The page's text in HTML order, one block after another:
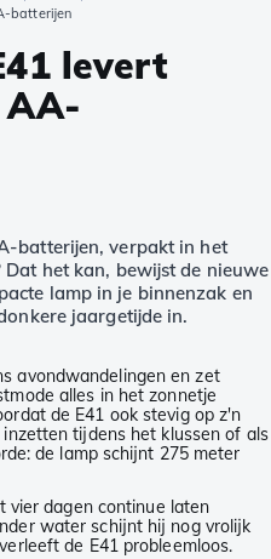
batterijen
levert
AA-
batterijen, verpakt in het
het kan, bewijst de nieuwe
lamp in je binnenzak en
jaargetijde in.
avondwandelingen en zet
alles in het zonnetje
de E41 ook stevig op z'n
tijdens het klussen of als
de lamp schijnt 275 meter
vier dagen continue laten
water schijnt hij nog vrolijk
de E41 probleemloos.